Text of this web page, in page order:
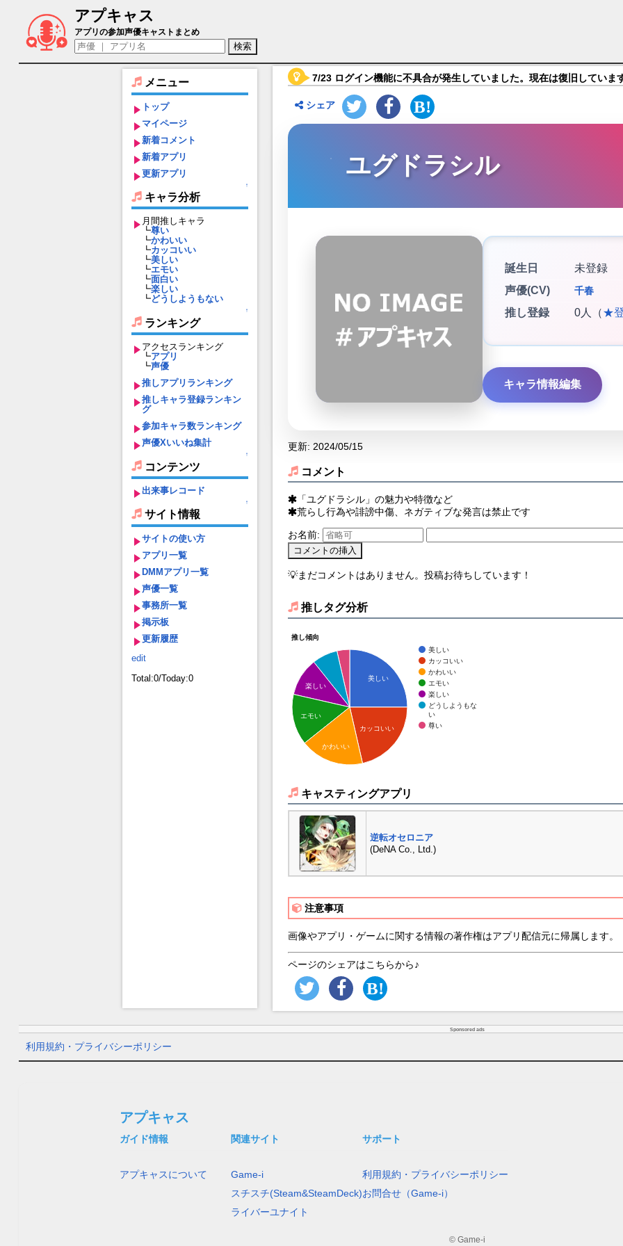
アプキャス
ユグドラシル（声優：千春)【逆転オセロニア】キャラ紹介
アプリの参加声優キャストまとめ
メニュー
トップ
マイページ
新着コメント
新着アプリ
更新アプリ
↑
キャラ分析
月間推しキャラ
┗尊い
┗かわいい
┗カッコいい
┗美しい
┗エモい
┗面白い
┗楽しい
┗どうしようもない
↑
ランキング
アクセスランキング
┗アプリ
┗声優
推しアプリランキング
推しキャラ登録ランキン
グ
参加キャラ数ランキング
声優Xいいね集計
↑
コンテンツ
出来事レコード
↑
サイト情報
サイトの使い方
アプリ一覧
DMMアプリ一覧
声優一覧
事務所一覧
掲示板
更新履歴
edit
Total:0/Today:0
7/23 ログイン機能に不具合が発生していました。現在は復旧していま
シェア
ユグドラシル
誕生日
未登録
声優(CV)
千春
推し登録 0人（★
キャラ情報編集
更新: 2024/05/15
コメント
「ユグドラシル」の魅力や特徴など
荒らし行為や誹謗中傷、ネガティブな発言は禁止です
お名前:
💡まだコメントはありません。投稿お待ちしています！
推しタグ分析
推し傾向
美しい
カッコいい
かわいい
エモい
楽しい
どうしようもな
い
尊い
美しい
カッコいい
楽しい
エモい
かわいい
キャスティングアプリ
逆転オセロニア
(DeNA Co., Ltd.)
注意事項
画像やアプリ・ゲームに関する情報の著作権はアプリ配信元に帰属します。
ページのシェアはこちらから♪
Sponsored ads
利用規約・プライバシーポリシー
アプキャス
ガイド情報
アプキャスについて
関連サイト
Game-i
スチスチ(Steam&SteamDeck)
ライバーユナイト
サポート
利用規約・プライバシーポリシー
お問合せ（Game-i）
© Game-i